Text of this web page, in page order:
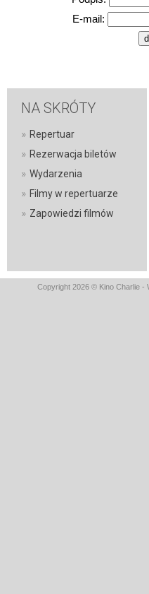
E-mail:
NA SKRÓTY
» Repertuar
» Rezerwacja biletów
» Wydarzenia
» Filmy w repertuarze
» Zapowiedzi filmów
Copyright 2026 © Kino Charlie